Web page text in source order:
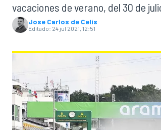
vacaciones de verano, del 30 de
Jose Carlos de Celis
Editado: 24 jul 2021, 12:51